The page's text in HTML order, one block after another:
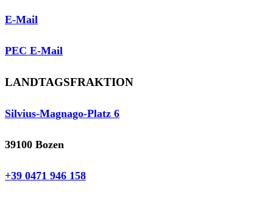
E-Mail
PEC E-Mail
LANDTAGSFRAKTION
Silvius-Magnago-Platz 6
39100 Bozen
+39 0471 946 158